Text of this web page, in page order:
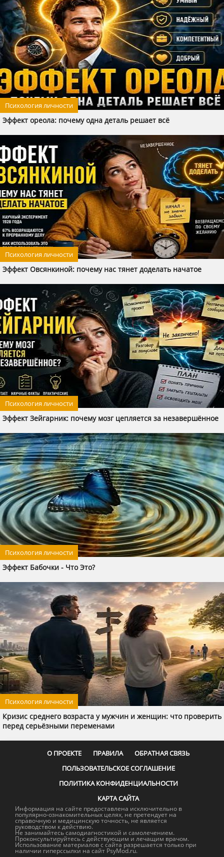
Психология личности
Эффект ореола: почему одна деталь решает всё
Психология личности
Эффект Овсянкиной: почему нас тянет доделать начатое
Психология личности
Эффект Зейгарник: почему мозг цепляется за незавершённое
Психология личности
Эффект Бабочки - Что Это?
Психология личности
Кризис среднего возраста у мужчин и женщин: что проверить
перед серьёзными переменами
О ПРОЕКТЕ ПРАВИЛА
ОБРАТНАЯ СВЯЗЬ
ПОЛЬЗОВАТЕЛЬСКОЕ СОГЛАШЕНИЕ
ПОЛИТИКА КОНФИДЕНЦИАЛЬНОСТИ
КАРТА САЙТА
Информация на сайте предоставлена исключительно в
популярно-ознакомительных целях, не претендует на
справочную и медицинскую точность, не является
руководством к действию.
Не занимайтесь самодиагностикой и самолечением.
Проконсультируйтесь с действующим и лечащим врачом.
Использование материалов с сайта разрешается только при
наличии гиперссылки на сайт PsyMod.ru.